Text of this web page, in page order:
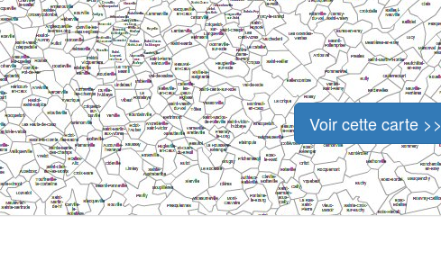
Voir cette carte >>